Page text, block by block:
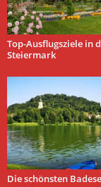
Top-Ausflugsziele in
Steiermark
Die schönsten